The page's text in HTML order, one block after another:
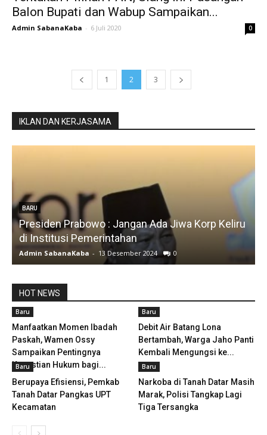
Balon Bupati dan Wabup Sampaikan...
Admin SabanaKaba - 6 Juli 2020 0
1 2 3
IKLAN DAN KERJASAMA
BARU
Presiden Prabowo : Jangan Ada Jiwa Korp Keliru
di Institusi Pemerintahan
Admin SabanaKaba - 13 Desember 2024 0
HOT NEWS
Baru
Manfaatkan Momen Ibadah
Paskah, Wamen Ossy
Sampaikan Pentingnya
Kepastian Hukum bagi...
Baru
Debit Air Batang Lona
Bertambah, Warga Jaho Panti
Kembali Mengungsi ke...
Baru
Berupaya Efisiensi, Pemkab
Tanah Datar Pangkas UPT
Kecamatan
Baru
Narkoba di Tanah Datar Masih
Marak, Polisi Tangkap Lagi
Tiga Tersangka